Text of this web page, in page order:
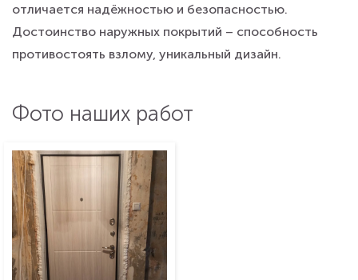
отличается надёжностью и безопасностью.
Достоинство наружных покрытий – способность
противостоять взлому, уникальный дизайн.
Фото наших работ